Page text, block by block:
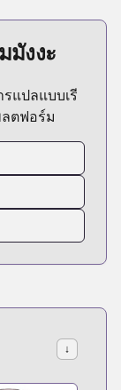
มังงะ
แปลแบบเรี
ตฟอร์ม
↓